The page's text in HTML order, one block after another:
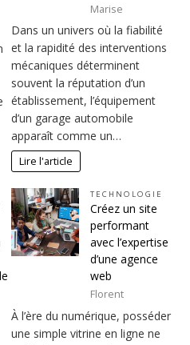
Marise
Dans un univers où la fiabilité
et la rapidité des interventions
mécaniques déterminent
souvent la réputation d’un
établissement, l’équipement
d’un garage automobile
apparaît comme un…
Lire l'article
TECHNOLOGIE
Créez un site
performant
avec l’expertise
d’une agence
web
Florent
À l’ère du numérique, posséder
une simple vitrine en ligne ne